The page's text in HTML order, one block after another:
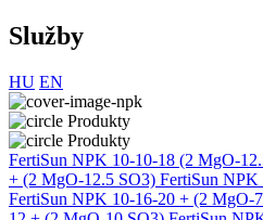
Služby
HU EN
Produkty
Produkty
FertiSun NPK 10-10-18 (2 MgO-
+ (2 MgO-12.5 SO3) FertiSun
FertiSun NPK 10-16-20 + (2 MgO-